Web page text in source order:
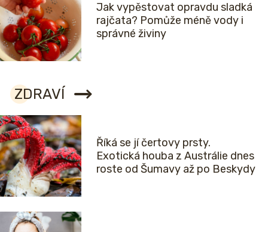
Jak vypěstovat opravdu sladká
rajčata? Pomůže méně vody i
správné živiny
ZDRAVÍ
Říká se jí čertovy prsty.
Exotická houba z Austrálie dnes
roste od Šumavy až po Beskydy